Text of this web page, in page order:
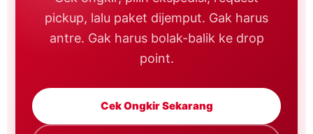
pickup, lalu paket dijemput. Gak harus
antre. Gak harus bolak-balik ke drop
point.
Cek Ongkir Sekarang